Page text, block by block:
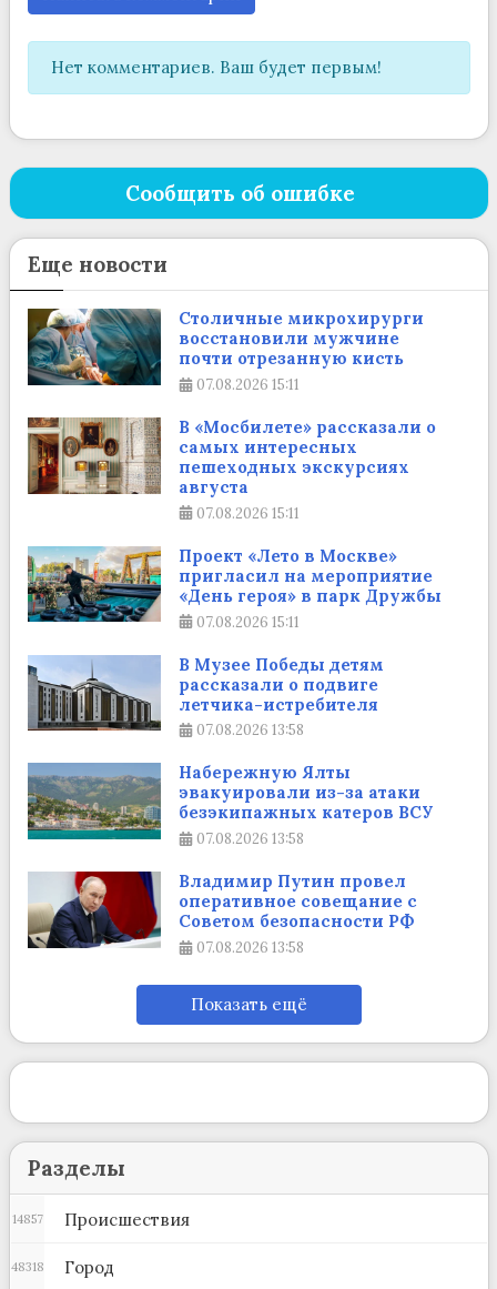
Нет комментариев. Ваш будет первым!
Сообщить об ошибке
Еще новости
Столичные микрохирурги
восстановили мужчине
почти отрезанную кисть
07.08.2026 15:11
В «Мосбилете» рассказали о
самых интересных
пешеходных экскурсиях
августа
07.08.2026 15:11
Проект «Лето в Москве»
пригласил на мероприятие
«День героя» в парк Дружбы
07.08.2026 15:11
В Музее Победы детям
рассказали о подвиге
летчика-истребителя
07.08.2026 13:58
Набережную Ялты
эвакуировали из-за атаки
безэкипажных катеров ВСУ
07.08.2026 13:58
Владимир Путин провел
оперативное совещание с
Советом безопасности РФ
07.08.2026 13:58
Показать ещё
Разделы
Происшествия
14857
Город
48318